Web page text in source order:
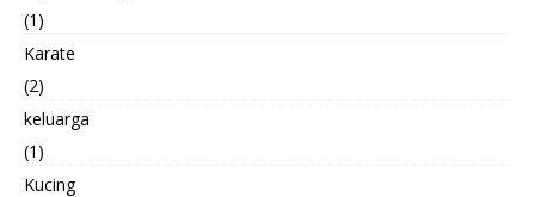
(1)
Karate
(2)
keluarga
(1)
Kucing